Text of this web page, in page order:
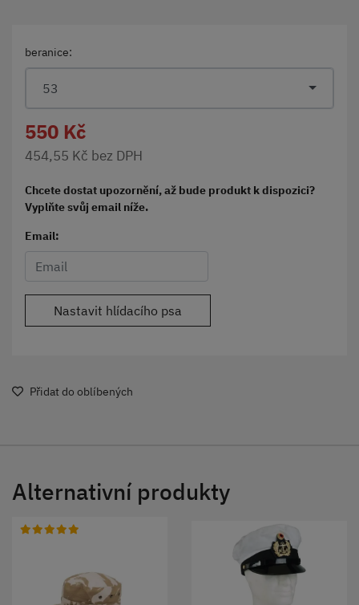
beranice:
53
550 Kč
454,55 Kč bez DPH
Chcete dostat upozornění, až bude produkt k dispozici?
Vyplňte svůj email níže.
Email:
Nastavit hlídacího psa
Přidat do oblíbených
Alternativní produkty